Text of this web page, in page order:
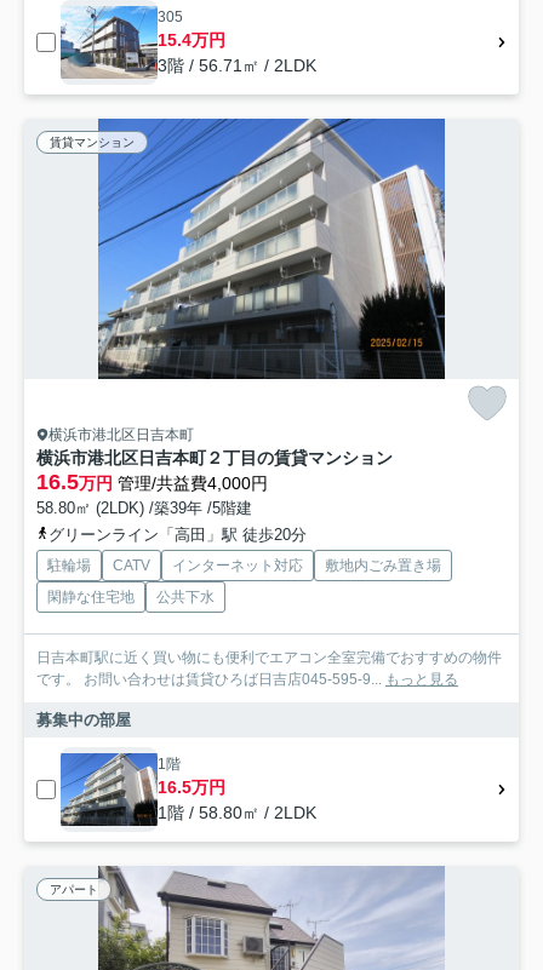
305
15.4万円
3階 / 56.71㎡ / 2LDK
賃貸マンション
横浜市港北区日吉本町
横浜市港北区日吉本町２丁目の賃貸マンション
16.5万円 管理/共益費4,000円
58.80㎡ (2LDK) /築39年 /5階建
グリーンライン「高田」駅 徒歩20分
駐輪場 CATV インターネット対応
敷地内ごみ置き場
閑静な住宅地
公共下水
日吉本町駅に近く買い物にも便利でエアコン全室完備でおすすめの物件
です。 お問い合わせは賃貸ひろば日吉店045-595-9... もっと見る
募集中の部屋
1階
16.5万円
1階 / 58.80㎡ / 2LDK
アパート